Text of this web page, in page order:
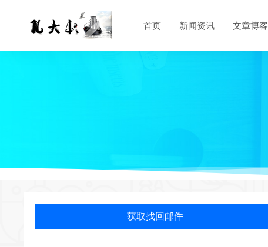
首页 新闻资讯 文章博客
获取找回邮件